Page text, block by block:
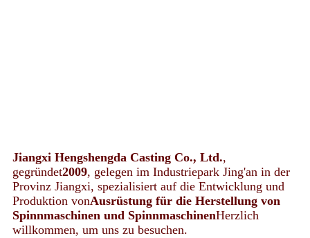
Jiangxi Hengshengda Casting Co., Ltd.,
gegründet2009, gelegen im Industriepark Jing'an in der
Provinz Jiangxi, spezialisiert auf die Entwicklung und
Produktion vonAusrüstung für die Herstellung von
Spinnmaschinen und SpinnmaschinenHerzlich
willkommen, um uns zu besuchen.